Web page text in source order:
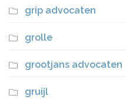
grip advocaten
grolle
grootjans advocaten
gruijl